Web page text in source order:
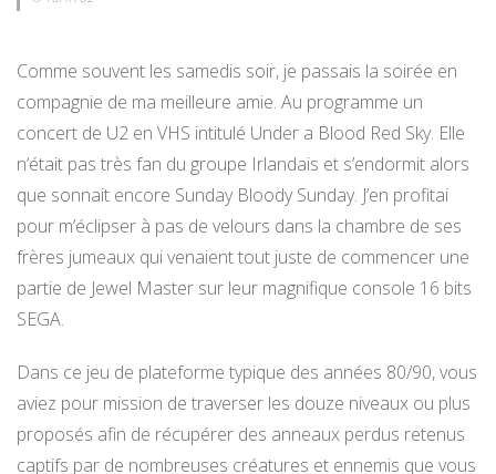
Comme souvent les samedis soir, je passais la soirée en
compagnie de ma meilleure amie. Au programme un
concert de U2 en VHS intitulé Under a Blood Red Sky. Elle
n’était pas très fan du groupe Irlandais et s’endormit alors
que sonnait encore Sunday Bloody Sunday. J’en profitai
pour m’éclipser à pas de velours dans la chambre de ses
frères jumeaux qui venaient tout juste de commencer une
partie de Jewel Master sur leur magnifique console 16 bits
SEGA.
Dans ce jeu de plateforme typique des années 80/90, vous
aviez pour mission de traverser les douze niveaux ou plus
proposés afin de récupérer des anneaux perdus retenus
captifs par de nombreuses créatures et ennemis que vous